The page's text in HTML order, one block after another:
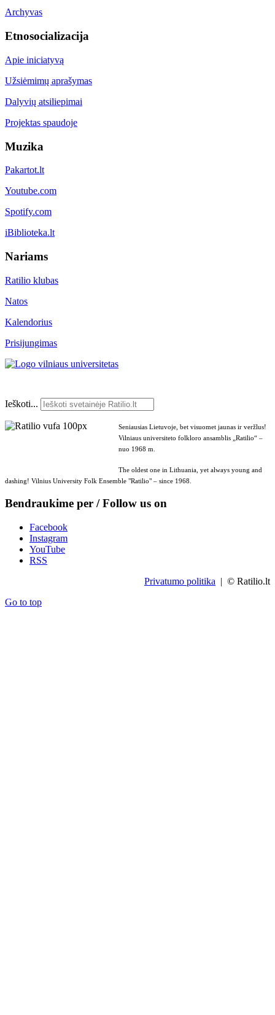
Archyvas
Etnosocializacija
Apie iniciatyvą
Užsiėmimų aprašymas
Dalyvių atsiliepimai
Projektas spaudoje
Muzika
Pakartot.lt
Youtube.com
Spotify.com
iBiblioteka.lt
Nariams
Ratilio klubas
Natos
Kalendorius
Prisijungimas
Ieškoti...
Seniausias Lietuvoje, bet visuomet jaunas ir veržlus!
Vilniaus universiteto folkloro ansamblis „Ratilio“ –
nuo 1968 m.
The oldest one in Lithuania, yet always young and
dashing! Vilnius University Folk Ensemble "Ratilio" – since 1968.
Bendraukime per / Follow us on
Facebook
Instagram
YouTube
RSS
Privatumo politika | © Ratilio.lt
Go to top